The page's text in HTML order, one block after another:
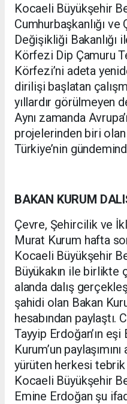
Kocaeli Büyükşehir
Cumhurbaşkanlığı
Değişikliği
Körfezi Dip Çamuru
Körfezi’ni adeta
dirilişi başlatan
yıllardır görülmeyen
Aynı zamanda
projelerinden biri
Türkiye’nin
BAKAN KURUM
Çevre, Şehircilik ve
Murat Kurum hafta
Kocaeli Büyükşehir
Büyükakın ile birlikte
alanda dalış
şahidi olan Bakan
hesabından paylaştı.
Tayyip Erdoğan’ın
Kurum’un
yürüten herkesi tebrik
Kocaeli Büyükşehir
Emine Erdoğan şu